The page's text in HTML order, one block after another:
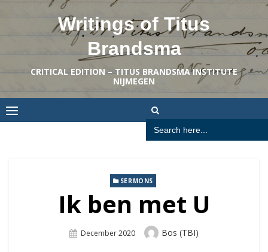
Writings of Titus
Brandsma
CRITICAL EDITION – TITUS BRANDSMA INSTITUTE
NIJMEGEN
Search
for:
SERMONS
Ik ben met U
Posted
December 2020 Author
Bos (TBI)